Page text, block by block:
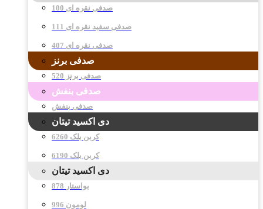
صدفی نقره ای 100
صدفی سفید نقره ای 111
صدفی نقره ای 407
صدفی برنز
صدفی برنز 520
صدفی بنفش
صدفی بنفش
دی اکسید تیتان
کربن بلک 6260
کربن بلک 6190
دی اکسید تیتان
878 بواستار
996 لومون